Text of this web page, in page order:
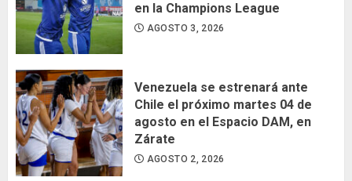
en la Champions League
AGOSTO 3, 2026
Venezuela se estrenará ante
Chile el próximo martes 04 de
agosto en el Espacio DAM, en
Zárate
AGOSTO 2, 2026